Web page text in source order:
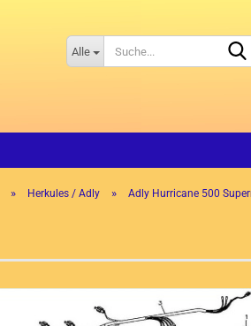
Alle
» Herkules / Adly » Adly Hurricane 500